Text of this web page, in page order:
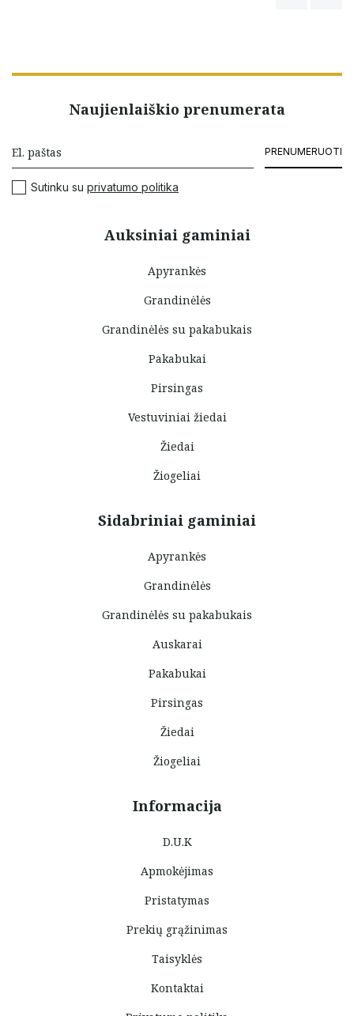
Auksiniai gaminiai
Apyrankės
Grandinėlės
Grandinėlės su pakabukais
Pakabukai
Pirsingas
Vestuviniai žiedai
Žiedai
Žiogeliai
Sidabriniai gaminiai
Apyrankės
Grandinėlės
Grandinėlės su pakabukais
Auskarai
Pakabukai
Pirsingas
Žiedai
Žiogeliai
Informacija
D.U.K
Apmokėjimas
Pristatymas
Prekių grąžinimas
Taisyklės
Kontaktai
Naujienlaiškio prenumerata
PRENUMERUOTI
Sutinku su privatumo politika